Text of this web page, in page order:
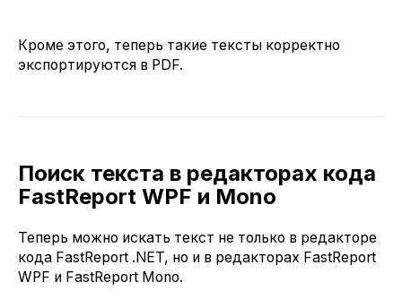
Кроме этого, теперь такие тексты корректно
экспортируются в PDF.
Поиск текста в редакторах кода
FastReport WPF и Mono
Теперь можно искать текст не только в редакторе
кода FastReport .NET, но и в редакторах FastReport
WPF и FastReport Mono.